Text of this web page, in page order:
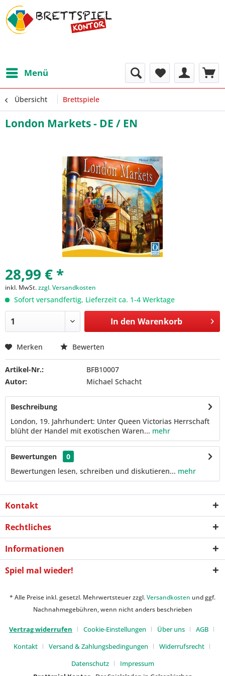
Menü
Übersicht Brettspiele
London Markets - DE / EN
28,99 € *
inkl. MwSt.zzgl. Versandkosten
Sofort versandfertig, Lieferzeit ca. 1-4 Werktage
In den Warenkorb
Merken Bewerten
Artikel-Nr.:
BFB10007
Autor:
Michael Schacht
Beschreibung
London, 19. Jahrhundert: Unter Queen Victorias Herrschaft
blüht der Handel mit exotischen Waren... mehr
Bewertungen
0
Bewertungen lesen, schreiben und diskutieren... mehr
Kontakt
Rechtliches
Informationen
Spiel mal wieder!
* Alle Preise inkl. gesetzl. Mehrwertsteuer zzgl.Versandkosten und ggf.
Nachnahmegebühren, wenn nicht anders beschrieben
Vertrag widerrufen Cookie-Einstellungen Über uns
AGB
Kontakt
Versand & Zahlungsbedingungen
Widerrufsrecht
Datenschutz
Impressum